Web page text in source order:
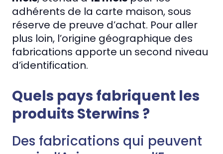
adhérents de la carte maison, sous
réserve de preuve d’achat. Pour aller
plus loin, l’origine géographique des
fabrications apporte un second niveau
d’identification.
Quels pays fabriquent les
produits Sterwins ?
Des fabrications qui peuvent